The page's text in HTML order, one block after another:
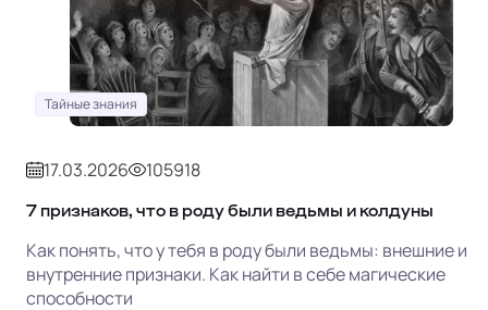
Тайные знания
17.03.2026 105918
7 признаков, что в роду были ведьмы и колдуны
Как понять, что у тебя в роду были ведьмы: внешние и
внутренние признаки. Как найти в себе магические
способности